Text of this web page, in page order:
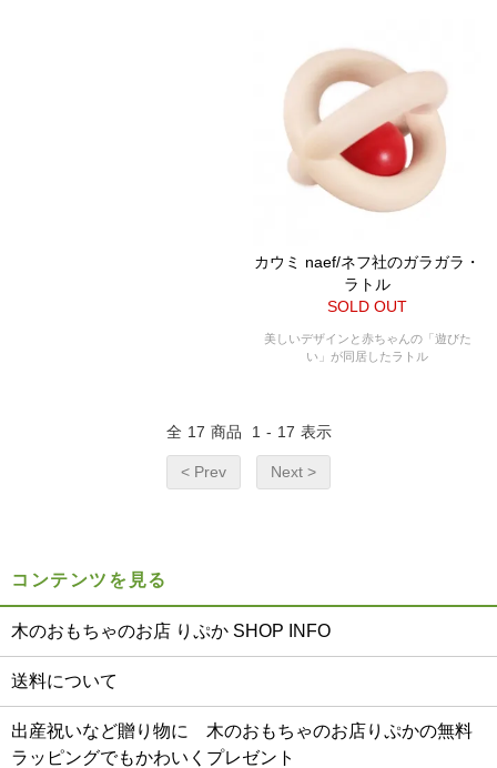
カウミ naef/ネフ社のガラガラ・
ラトル
SOLD OUT
美しいデザインと赤ちゃんの「遊びた
い」が同居したラトル
全 17 商品 1 - 17 表示
< Prev Next >
コンテンツを見る
木のおもちゃのお店 りぷか SHOP INFO
送料について
出産祝いなど贈り物に 木のおもちゃのお店りぷかの無料
ラッピングでもかわいくプレゼント